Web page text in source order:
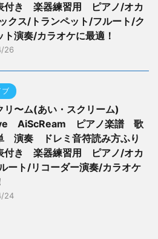
付き 楽器練習用 ピアノ/オカ
クス/トランペット/フルート/ク
ト演奏/カラオケに最適！
26
ブ
〜ム(あい・スクリーム)
AiScReam ピアノ楽譜 歌
演奏 ドレミ音符読み方ふり
付き 楽器練習用 ピアノ/オカ
ート/リコーダー演奏/カラオケ
24